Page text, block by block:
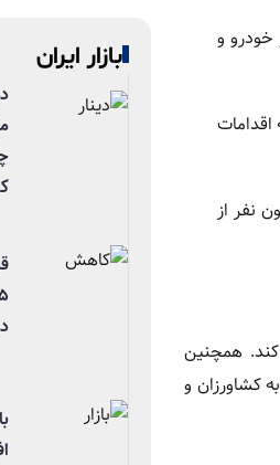
و
گذشته پیگیری شده و انتظار می‌رود تا پایان سال ۶۰ میلیون نفر از
همچنین
کشاورزان و
بازار ایران